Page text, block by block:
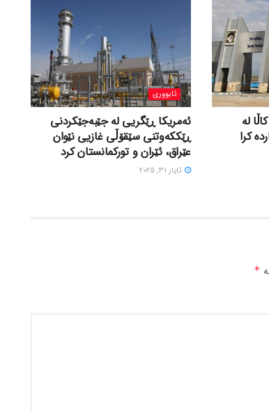
کاڵا لە
کرا
ئابووری
ئەمریکا ڕێگریی لە جێبەجێکردنی
ڕێککەوتنی سێقۆڵی غازیی نێوان
عێراق، ئێران و تورکمانستان کرد
ئایار 31, 2025
*